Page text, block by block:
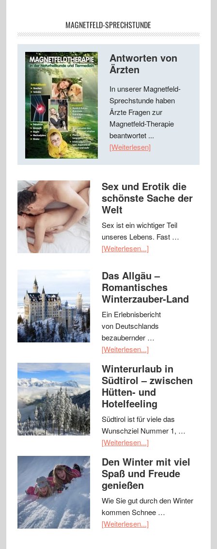
MAGNETFELD-SPRECHSTUNDE
Antworten von
Ärzten
In unserer Magnetfeld-
Sprechstunde haben
Ärzte Fragen zur
Magnetfeld-Therapie
beantwortet ...
[Weiterlesen]
Sex und Erotik die
schönste Sache der
Welt
Sex ist ein wichtiger Teil
unseres Lebens. Fast …
[Weiterlesen...]
Das Allgäu –
Romantisches
Winterzauber-Land
Ein Erlebnisbericht
von Deutschlands
bezaubernder …
[Weiterlesen...]
Winterurlaub in
Südtirol – zwischen
Hütten- und
Hotelfeeling
Südtirol ist für viele das
Wunschziel Nummer 1, …
[Weiterlesen...]
Den Winter mit viel
Spaß und Freude
genießen
Wie Sie gut durch den Winter
kommen Schnee …
[Weiterlesen...]